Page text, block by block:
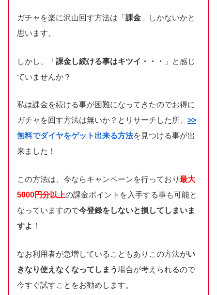
ガチャを楽に沢山回す方法は「 課金 」しかないかと
思います。
しかし、「 課金し続ける事はキツイ・・・
」と感じ
ていませんか？
私は課金を続ける事が困難になってきたのでお得に
ガチャを回す方法は無いか？とリサーチした所、 >>
無料でダイヤをゲット出来る方法を見つける事が出
来ました！
この方法は、今ならキャンペーンを行っており 最大
5000円分以上の課金ポイントを入手する事も可能と
なっていますので今登録をしないと損してしまいま
すよ ！
なお利用者が急増していることもありこの方法がい
きなり使えなくなってしまう場合が考えられるので
今すぐ試すことをお勧めします。